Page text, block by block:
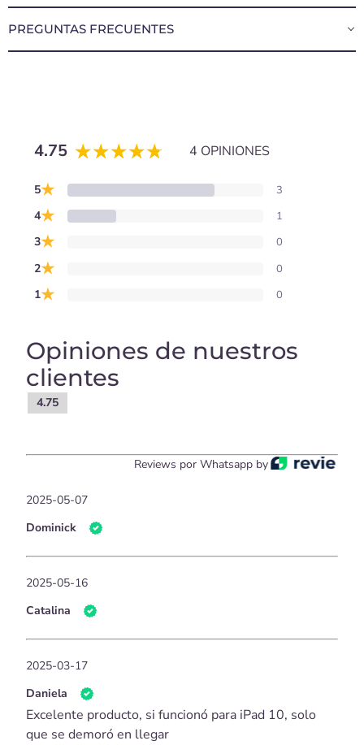
PREGUNTAS FRECUENTES
4.75 4 OPINIONES
5★ 3
4★ 1
3★ 0
2★ 0
1★ 0
Opiniones de nuestros
clientes
4.75
Reviews por Whatsapp by
2025-05-07
Dominick
2025-05-16
Catalina
2025-03-17
Daniela
Excelente producto, si funcionó para iPad 10, solo
que se demoró en llegar